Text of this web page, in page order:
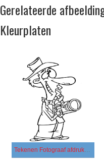
Gerelateerde
Kleurplaten
Tekenen Fotograaf afdrukbaar eenvoudig